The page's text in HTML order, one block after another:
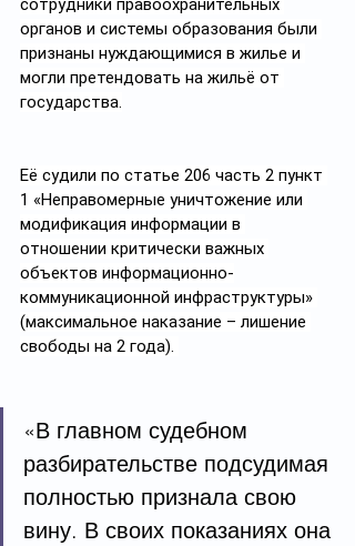
сотрудники правоохранительных
органов и системы образования были
признаны нуждающимися в жилье и
могли претендовать на жильё от
государства.
Её судили по статье 206 часть 2 пункт
1 «Неправомерные уничтожение или
модификация информации в
отношении критически важных
объектов информационно-
коммуникационной инфраструктуры»
(максимальное наказание – лишение
свободы на 2 года).
«В главном судебном
разбирательстве подсудимая
полностью признала свою
вину. В своих показаниях она